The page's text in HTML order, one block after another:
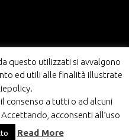
- PI 01843210434
questo utilizzati si avvalgono
ed utili alle finalità illustrate
consenso a tutti o ad alcuni
acconsenti all’uso
Read More